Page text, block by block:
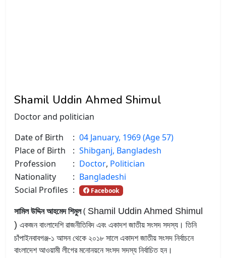
Shamil Uddin Ahmed Shimul
Doctor and politician
Date of Birth
: 04 January, 1969 (Age 57)
Place of Birth
: Shibganj, Bangladesh
Profession
: Doctor, Politician
Nationality
: Bangladeshi
Social Profiles : Facebook
সামিল উদ্দিন আহমেদ শিমুল( Shamil Uddin Ahmed Shimul
) একজন বাংলাদেশি রাজনীতিবিদ এবং একাদশ জাতীয় সংসদ সদস্য। তিনি
চাঁপাইনবাবগঞ্জ-১ আসন থেকে ২০১৮ সালে একাদশ জাতীয় সংসদ নির্বাচনে
বাংলাদেশ আওয়ামী লীগের মনোনয়নে সংসদ সদস্য নির্বাচিত হন।